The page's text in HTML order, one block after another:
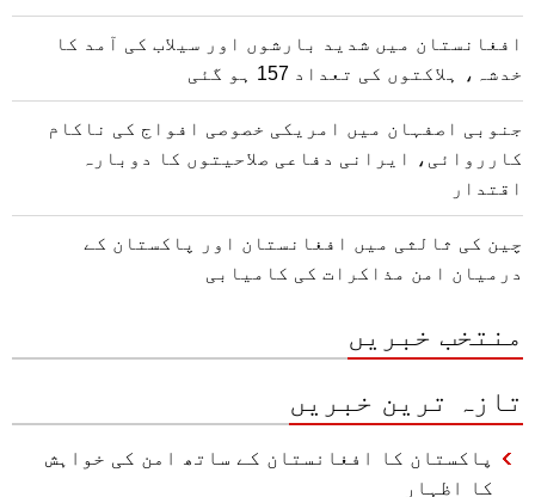
افغانستان میں شدید بارشوں اور سیلاب کی آمد کا
خدشہ، ہلاکتوں کی تعداد 157 ہو گئی
جنوبی اصفہان میں امریکی خصوصی افواج کی ناکام
کارروائی، ایرانی دفاعی صلاحیتوں کا دوبارہ
اقتدار
چین کی ثالثی میں افغانستان اور پاکستان کے
درمیان امن مذاکرات کی کامیابی
منتخب خبریں
تازہ ترین خبریں
پاکستان کا افغانستان کے ساتھ امن کی خواہش
کا اظہار